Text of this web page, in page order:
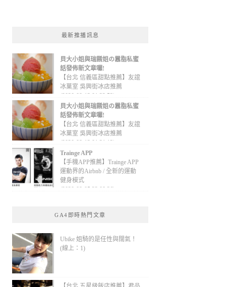
最新推播訊息
貝大小姐與瑞餚姐の囂脂私蜜
話發佈新文章囉!
【台北 信義區甜點推薦】友誼
冰菓室 吳興街冰店推薦
(2020-09-13 01:32:52)
貝大小姐與瑞餚姐の囂脂私蜜
話發佈新文章囉!
【台北 信義區甜點推薦】友誼
冰菓室 吳興街冰店推薦
(2020-09-13 01:31:12)
Trainge APP
【手機APP推薦】Trainge APP
運動界的Airbnb / 全新的運動
健身模式
(2020-09-05 22:08:36)
GA4即時熱門文章
Ubike 姐騎的是任性與闊氣！
(線上：1)